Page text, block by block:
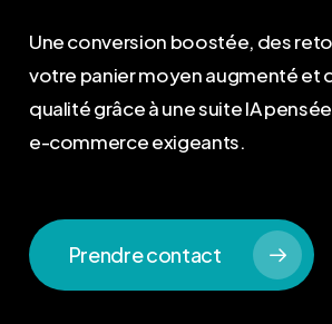
Une conversion boostée, des
votre panier moyen augmenté et
qualité grâce à une suite IA
e-commerce exigeants.
Prendre contact